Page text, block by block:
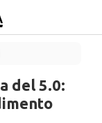
del 5.0: